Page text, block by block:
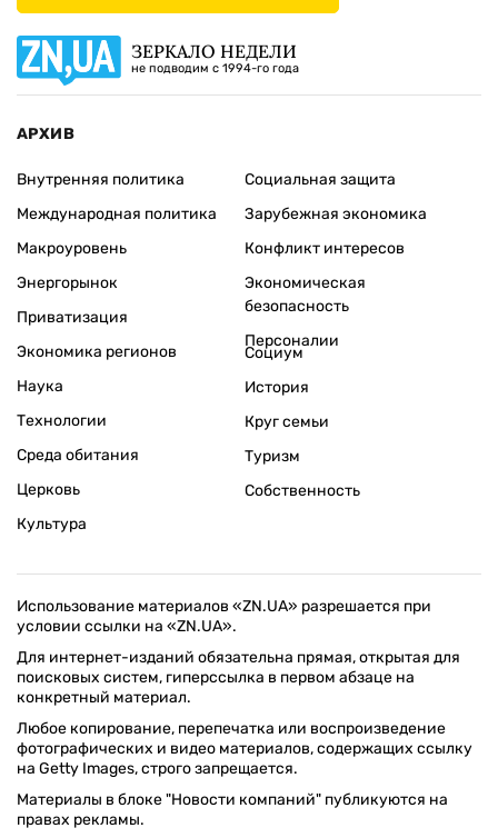
ЗЕРКАЛО НЕДЕЛИ
не подводим с 1994-го года
АРХИВ
Внутренняя политика
Международная политика
Макроуровень
Энергорынок
Приватизация
Экономика регионов
Социальная защита
Зарубежная экономика
Конфликт интересов
Экономическая
безопасность
Персоналии
Наука
Технологии
Среда обитания
Церковь
Культура
Социум
История
Круг семьи
Туризм
Собственность
Использование материалов «ZN.UA» разрешается при
условии ссылки на «ZN.UA».
Для интернет-изданий обязательна прямая, открытая для
поисковых систем, гиперссылка в первом абзаце на
конкретный материал.
Любое копирование, перепечатка или воспроизведение
фотографических и видео материалов, содержащих ссылку
на Getty Images, строго запрещается.
Материалы в блоке "Новости компаний" публикуются на
правах рекламы.